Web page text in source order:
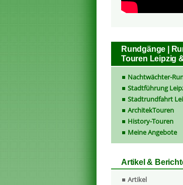
Rundgänge |
Touren Leipzig
Nachtwächter-
Stadtführung
Stadtrundfahrt
ArchitekTouren
History-Touren
Meine Angebote
Artikel &
Artikel